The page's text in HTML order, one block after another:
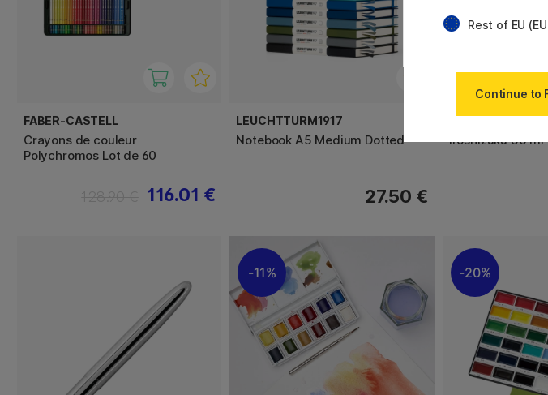
FABER-CASTELL
Crayons de couleur
Polychromos Lot de 60
116.01 €
LEUCHTTURM1917
Notebook A5 Medium Dotted
27.50 €
PILOT
Iroshizuku 50 ml
11% 20%
Rest of EU
Continue to